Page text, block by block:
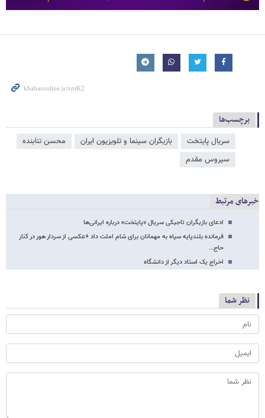
برچسب‌ها
سریال پایتخت بازیگران سینما و تلویزیون ایران
محسن تنابنده
سیروس مقدم
خبرهای مرتبط
ادعای بازیگران تاجیکی سریال «پایتخت» درباره ایرانی‌ها
فرمانده بلندپایه سپاه به مهمانان برای شام املت داد +عکسی از سردار هور در کنار
حاج…
اخراج یک استاد دیگر از دانشگاه
نظر شما